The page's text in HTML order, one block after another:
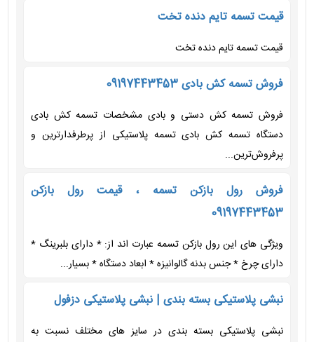
قیمت تسمه تایم دنده تخت
قیمت تسمه تایم دنده تخت
فروش تسمه کش بادی 09197443453
فروش تسمه کش دستی و بادی مشخصات تسمه کش بادی
دستگاه تسمه کش بادی تسمه پلاستیکی از پرطرفدارترین و
پرفروش‌ترین...
فروش رول بازکن تسمه ، قیمت رول بازکن
09197443453
ویژگی های این رول بازکن تسمه عبارت اند از: * دارای بلبرینگ *
دارای چرخ * جنس بدنه گالوانیزه * ابعاد دستگاه * بسیار...
نبشی پلاستیکی بسته بندی | نبشی پلاستیکی دزفول
نبشی پلاستیکی بسته بندی در سایز های مختلف نسبت به